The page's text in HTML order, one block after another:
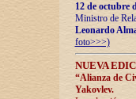
12 de octubre
Ministro de
Leonardo
foto>>>)
NUEVA
“Alianza de
Yakovlev.